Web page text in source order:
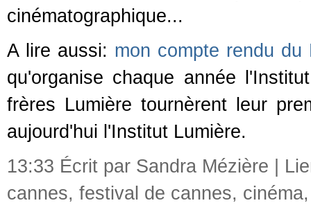
cinématographique...
A lire aussi: mon compte rendu
qu'organise chaque année
frères Lumière tournèrent leur
aujourd'hui l'Institut Lumière.
13:33 Écrit par Sandra Mézière |
cannes, festival de cannes, cinéma